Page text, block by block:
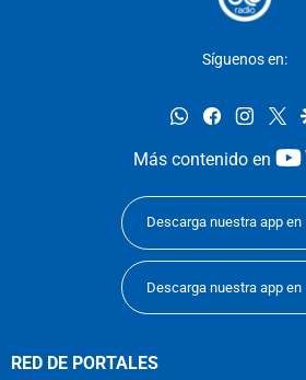
Síguenos en:
whatsappfacebook
Más contenido en
Descarga nuestra app en
Descarga nuestra app en
RED DE PORTALES